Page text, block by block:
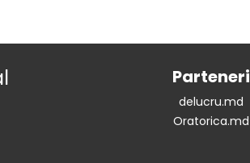
Parteneri
delucru.md
Oratorica.md